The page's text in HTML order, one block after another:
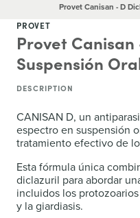
Provet Canisan - D
PROVET
Provet
Suspensión
DESCRIPTION
CANISAN D, un
espectro en suspensión
tratamiento efectivo de
Esta fórmula única
diclazuril para abordar
incluidos los
y la giardiasis.